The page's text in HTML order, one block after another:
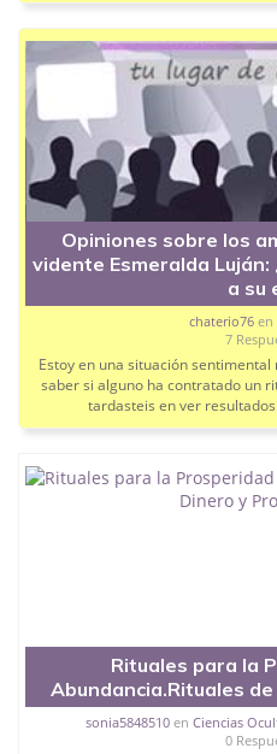
Opiniones sobre los
vidente Esmeralda
a su
chaterio76en
7
Estoy en una situación
saber si alguno ha contratado un
tardasteis en ver
Rituales para la
Abundancia.Rituales
sonia5848510 enCiencias
0